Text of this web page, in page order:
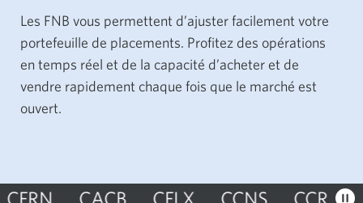
Les FNB vous permettent d’ajuster facilement votre
portefeuille de placements. Profitez des opérations
en temps réel et de la capacité d’acheter et de
vendre rapidement chaque fois que le marché est
ouvert.
CCNS CCRE CPLS CSCP